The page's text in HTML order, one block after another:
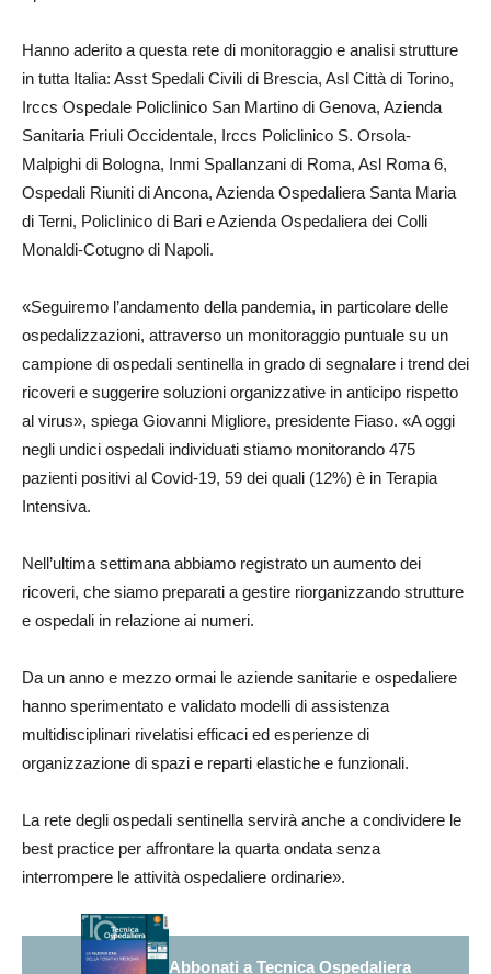
Hanno aderito a questa rete di monitoraggio e analisi strutture
in tutta Italia: Asst Spedali Civili di Brescia, Asl Città di Torino,
Irccs Ospedale Policlinico San Martino di Genova, Azienda
Sanitaria Friuli Occidentale, Irccs Policlinico S. Orsola-
Malpighi di Bologna, Inmi Spallanzani di Roma, Asl Roma 6,
Ospedali Riuniti di Ancona, Azienda Ospedaliera Santa Maria
di Terni, Policlinico di Bari e Azienda Ospedaliera dei Colli
Monaldi-Cotugno di Napoli.
«Seguiremo l’andamento della pandemia, in particolare delle
ospedalizzazioni, attraverso un monitoraggio puntuale su un
campione di ospedali sentinella in grado di segnalare i trend dei
ricoveri e suggerire soluzioni organizzative in anticipo rispetto
al virus», spiega Giovanni Migliore, presidente Fiaso. «A oggi
negli undici ospedali individuati stiamo monitorando 475
pazienti positivi al Covid-19, 59 dei quali (12%) è in Terapia
Intensiva.
Nell’ultima settimana abbiamo registrato un aumento dei
ricoveri, che siamo preparati a gestire riorganizzando strutture
e ospedali in relazione ai numeri.
Da un anno e mezzo ormai le aziende sanitarie e ospedaliere
hanno sperimentato e validato modelli di assistenza
multidisciplinari rivelatisi efficaci ed esperienze di
organizzazione di spazi e reparti elastiche e funzionali.
La rete degli ospedali sentinella servirà anche a condividere le
best practice per affrontare la quarta ondata senza
interrompere le attività ospedaliere ordinarie».
Abbonati a Tecnica Ospedaliera